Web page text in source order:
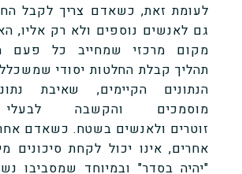
לעומת זאת, כשאדם צריך לקבל
גם לאנשים נוספים ולא רק אליו,
מקום מרכזי שמחייב כל פעם
תהליך קבלת החלטות יסודי
הנתונים הקיימים, שאיבת
מוסמכים והקשבה
זוטרים ולאנשים בשטח. כשאדם
אחרים, אינו יכול לקחת סיכונים
"יהיה בסדר" ובמיוחד שמסביבו